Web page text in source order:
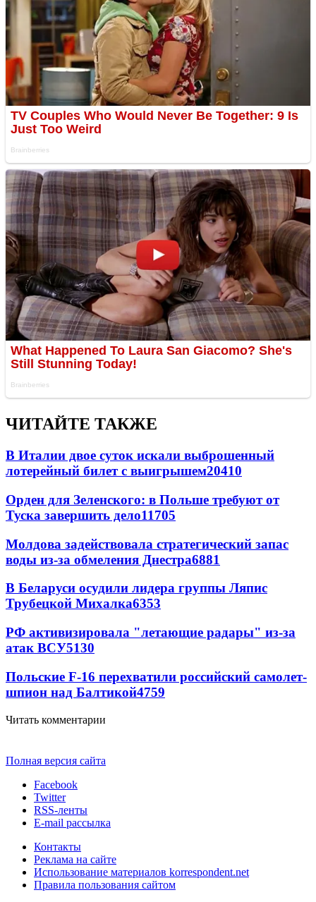
ЧИТАЙТЕ ТАКЖЕ
В Италии двое суток искали выброшенный
лотерейный билет с выигрышем20410
Орден для Зеленского: в Польше требуют от
Туска завершить дело11705
Молдова задействовала стратегический запас
воды из-за обмеления Днестра6881
В Беларуси осудили лидера группы Ляпис
Трубецкой Михалка6353
РФ активизировала "летающие радары" из-за
атак ВСУ5130
Польские F-16 перехватили российский самолет-
шпион над Балтикой4759
Читать комментарии
Полная версия сайта
Facebook
Twitter
RSS-ленты
E-mail рассылка
Контакты
Реклама на сайте
Использование материалов korrespondent.net
Правила пользования сайтом